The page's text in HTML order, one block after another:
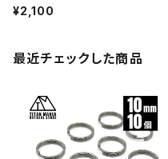
キャンプ BBQ バーベキュー アウト
¥2,100
最近チェックした商品